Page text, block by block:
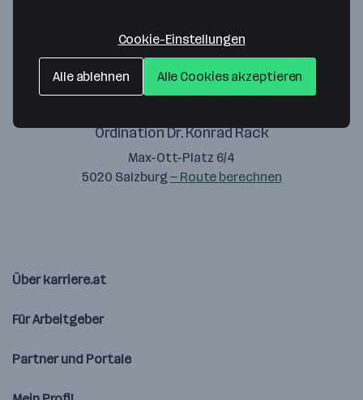
Ordination Dr. Konrad Rack
Max-Ott-Platz 6/4
5020 Salzburg — Route berechnen
Über karriere.at
Für Arbeitgeber
Partner und Portale
Cookie-Einstellungen
Alle ablehnen Alle Cookies akzeptieren